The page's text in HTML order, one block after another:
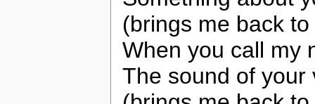
(brings me back
When you call my
The sound of your